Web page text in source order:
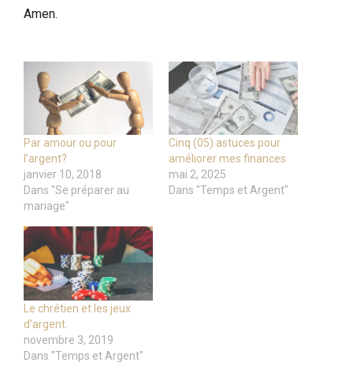
Amen.
Par amour ou pour
l’argent?
janvier 10, 2018
Dans "Se préparer au
mariage"
Cinq (05) astuces pour
améliorer mes finances
mai 2, 2025
Dans "Temps et Argent"
Le chrétien et les jeux
d’argent.
novembre 3, 2019
Dans "Temps et Argent"